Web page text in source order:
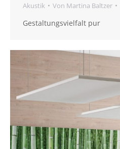
Akustik Von Martina Baltzer
Gestaltungsvielfalt pur